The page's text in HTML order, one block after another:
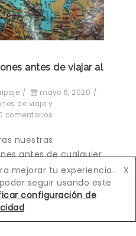
antes de viajar al
/ mayo 6, 2020 /
de viaje y
comentarios
nuestras
antes de cualquier
para que viajes
mejorar tu experiencia.
seguir usando este
X
configuración de